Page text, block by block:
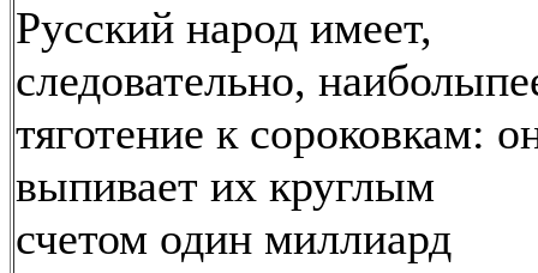
Русский народ имеет,
следовательно,
тяготение к сороковкам:
выпивает их круглым
счетом один миллиард